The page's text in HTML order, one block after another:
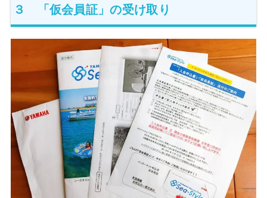
３ 「仮会員証」の受け取り